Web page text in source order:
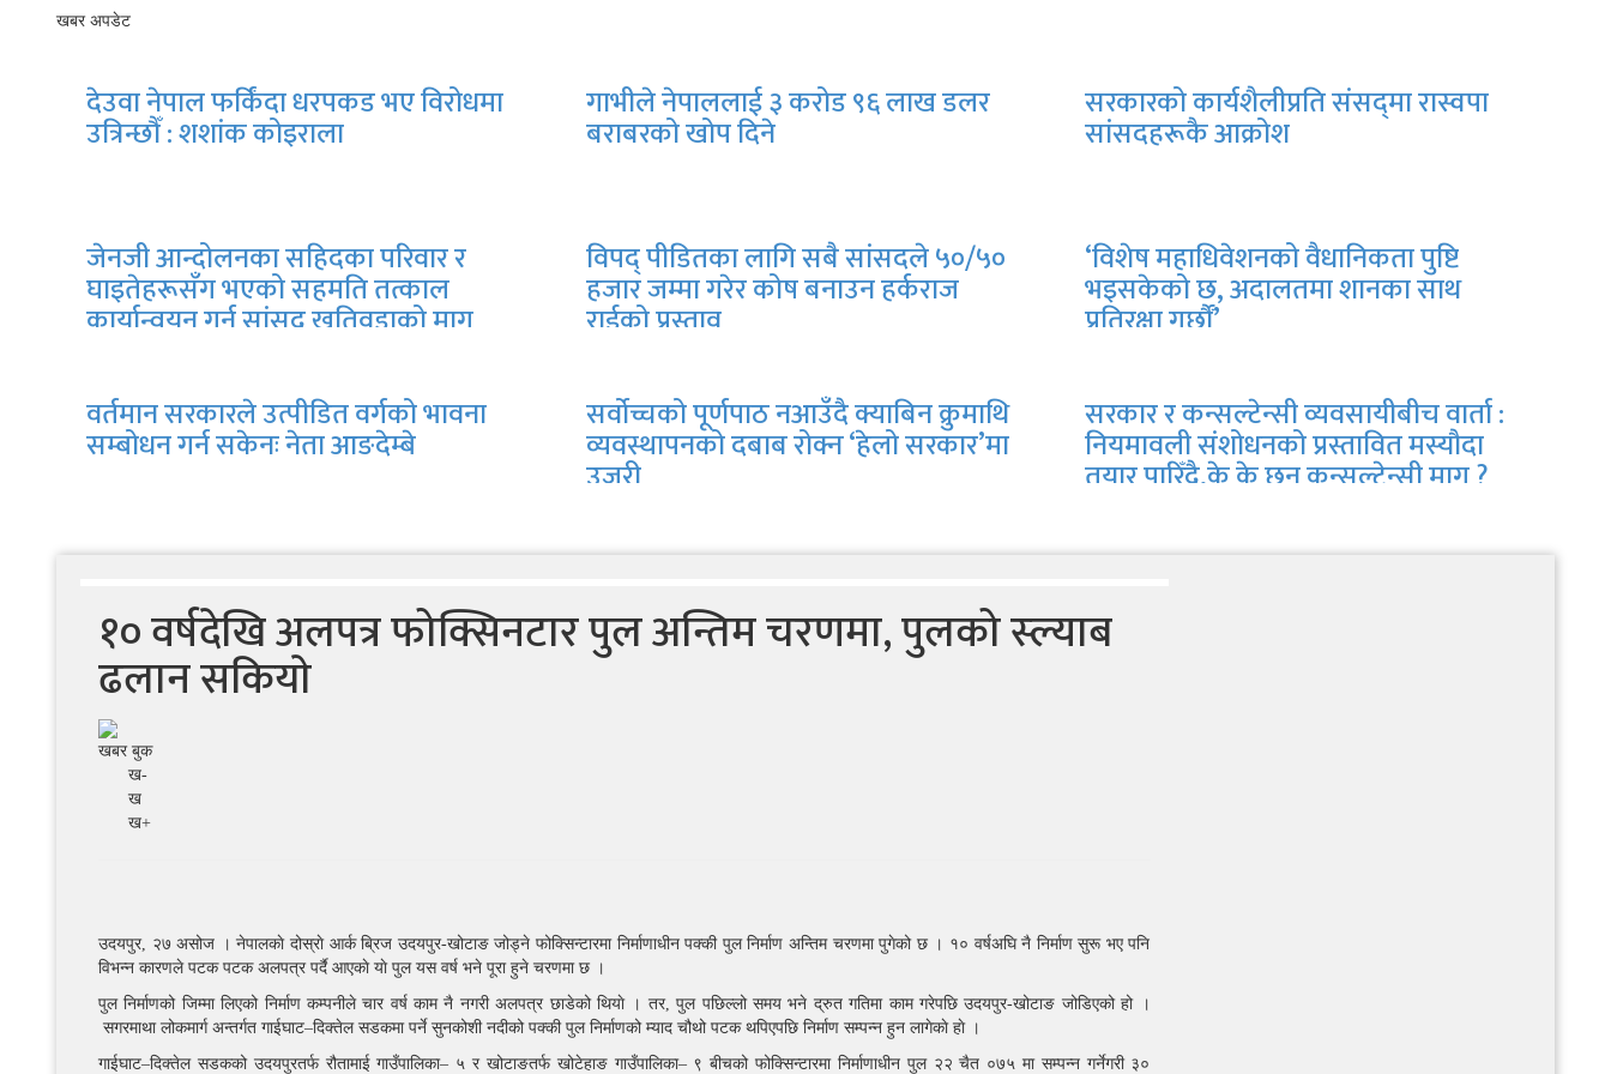
खबर अपडेट
देउवा नेपाल फर्किंदा धरपकड भए विरोधमा
उत्रिन्छौँ : शशांक कोइराला
गाभीले नेपाललाई ३ करोड ९६ लाख डलर
बराबरको खोप दिने
सरकारको कार्यशैलीप्रति संसद्‍मा रास्वपा
सांसदहरूकै आक्रोश
जेनजी आन्दोलनका सहिदका परिवार र
घाइतेहरूसँग भएको सहमति तत्काल
कार्यान्वयन गर्न सांसद खतिवडाको माग
विपद् पीडितका लागि सबै सांसदले ५०/५०
हजार जम्मा गरेर कोष बनाउन हर्कराज
राईको प्रस्ताव
‘विशेष महाधिवेशनको वैधानिकता पुष्टि
भइसकेको छ, अदालतमा शानका साथ
प्रतिरक्षा गर्छौं’
वर्तमान सरकारले उत्पीडित वर्गको भावना
सम्बोधन गर्न सकेनः नेता आङदेम्बे
सर्वोच्चको पूर्णपाठ नआउँदै क्याबिन क्रुमाथि
व्यवस्थापनको दबाब रोक्न ‘हेलो सरकार’मा
उजुरी
सरकार र कन्सल्टेन्सी व्यवसायीबीच वार्ता :
नियमावली संशोधनको प्रस्तावित मस्यौदा
तयार पारिँदै,के के छन् कन्सल्टेन्सी माग ?
१० वर्षदेखि अलपत्र फोक्सिनटार पुल अन्तिम चरणमा, पुलको स्ल्याब
ढलान सकियाे
खबर बुक
ख-
ख
ख+
उदयपुर, २७ असोज । नेपालकाे दोस्राे आर्क ब्रिज उदयपुर-खोटाङ जोड्ने फोक्सिन्टारमा निर्माणाधीन पक्की पुल निर्माण अन्तिम चरणमा पुगेको छ । १० वर्षअघि नै निर्माण सुरू भए पनि
विभन्न कारणले पटक पटक अलपत्र पर्दै आएकाे याे पुल यस वर्ष भने पूरा हुने चरणमा छ ।
पुल निर्माणको जिम्मा लिएको निर्माण कम्पनीले चार वर्ष काम नै नगरी अलपत्र छाडेको थियाे । तर, पुल पछिल्लो समय भने द्रुत गतिमा काम गरेपछि उदयपुर-खोटाङ जोडिएको हो ।
सगरमाथा लोकमार्ग अन्तर्गत गाईघाट–दिक्तेल सडकमा पर्ने सुनकोशी नदीको पक्की पुल निर्माणको म्याद चौथो पटक थपिएपछि निर्माण सम्पन्न हुन लागेकाे हाे ।
गाईघाट–दिक्तेल सडकको उदयपुरतर्फ रौतामाई गाउँपालिका– ५ र खोटाङतर्फ खोटेहाङ गाउँपालिका– ९ बीचको फोक्सिन्टारमा निर्माणाधीन पुल २२ चैत ०७५ मा सम्पन्न गर्नेगरी ३०